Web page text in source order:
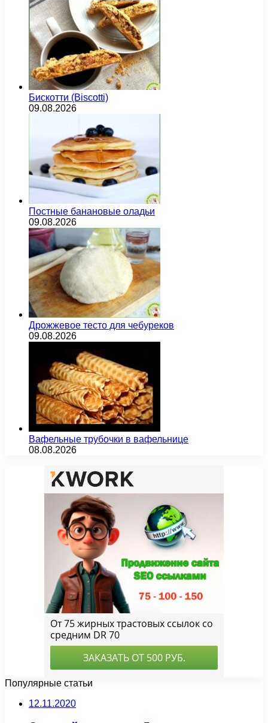
Бискотти (Biscotti)
09.08.2026
Постные банановые оладьи
09.08.2026
Дрожжевое тесто для чебуреков
09.08.2026
Вафельные трубочки в вафельнице
08.08.2026
Популярные статьи
12.11.2020